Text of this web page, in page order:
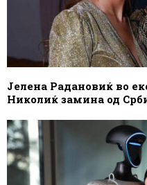
Јелена Радановиќ во
Николиќ замина од